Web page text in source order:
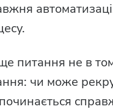
питання не в
чи може